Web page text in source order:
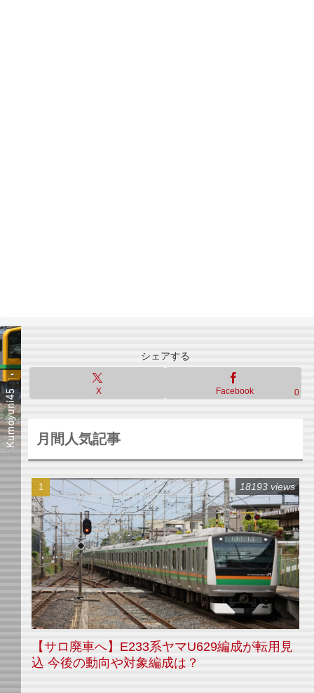
シェアする
X Facebook 0
月間人気記事
【サロ廃車へ】E233系ヤマU629編成が転用見
込 今後の動向や対象編成は？
18193 views